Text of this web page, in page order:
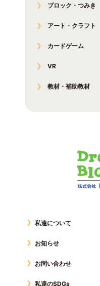
ブロック・つみき
アート・クラフト
カードゲーム
VR
教材・補助教材
私達について
お知らせ
お問い合わせ
私達のSDGs